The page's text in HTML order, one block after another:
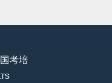
考培